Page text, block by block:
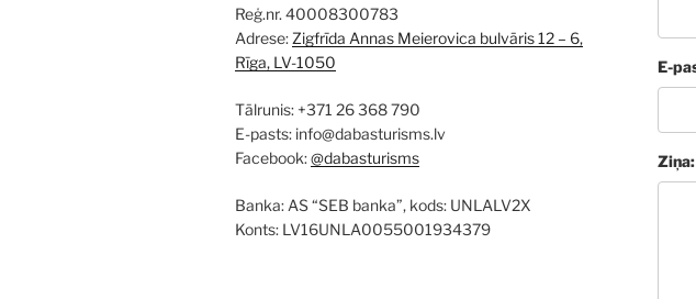
Reģ.nr. 40008300783
Adrese: Zigfrīda Annas Meierovica bulvāris 12 – 6,
Rīga, LV-1050
Tālrunis: +371 26 368 790
E-pasts: info@dabasturisms.lv
Facebook:@dabasturisms
Banka: AS “SEB banka”, kods: UNLALV2X
Konts: LV16UNLA0055001934379
E-